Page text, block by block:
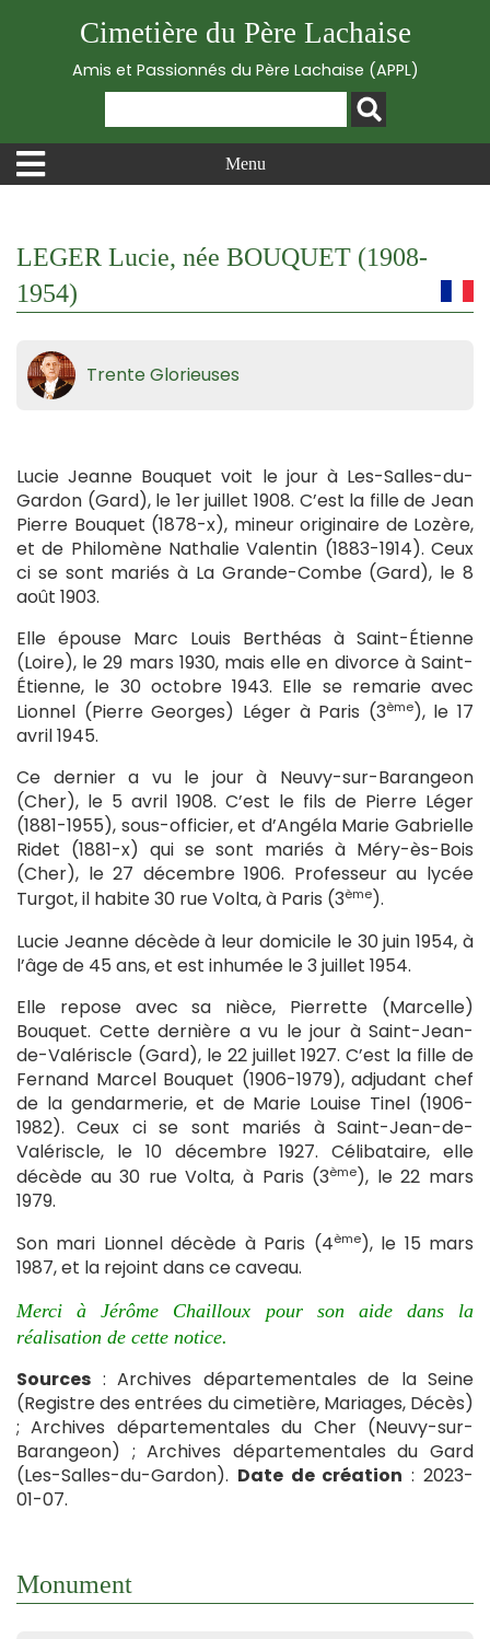
Cimetière du Père Lachaise
Amis et Passionnés du Père Lachaise (APPL)
Menu
LEGER Lucie, née BOUQUET (1908-
1954)
Trente Glorieuses
Lucie Jeanne Bouquet voit le jour à Les-Salles-du-
Gardon (Gard), le 1er juillet 1908. C’est la fille de Jean
Pierre Bouquet (1878-x), mineur originaire de Lozère,
et de Philomène Nathalie Valentin (1883-1914). Ceux
ci se sont mariés à La Grande-Combe (Gard), le 8
août 1903.
Elle épouse Marc Louis Berthéas à Saint-Étienne
(Loire), le 29 mars 1930, mais elle en divorce à Saint-
Étienne, le 30 octobre 1943. Elle se remarie avec
Lionnel (Pierre Georges) Léger à Paris (3ème), le 17
avril 1945.
Ce dernier a vu le jour à Neuvy-sur-Barangeon
(Cher), le 5 avril 1908. C’est le fils de Pierre Léger
(1881-1955), sous-officier, et d’Angéla Marie Gabrielle
Ridet (1881-x) qui se sont mariés à Méry-ès-Bois
(Cher), le 27 décembre 1906. Professeur au lycée
Turgot, il habite 30 rue Volta, à Paris (3ème).
Lucie Jeanne décède à leur domicile le 30 juin 1954, à
l’âge de 45 ans, et est inhumée le 3 juillet 1954.
Elle repose avec sa nièce, Pierrette (Marcelle)
Bouquet. Cette dernière a vu le jour à Saint-Jean-
de-Valériscle (Gard), le 22 juillet 1927. C’est la fille de
Fernand Marcel Bouquet (1906-1979), adjudant chef
de la gendarmerie, et de Marie Louise Tinel (1906-
1982). Ceux ci se sont mariés à Saint-Jean-de-
Valériscle, le 10 décembre 1927. Célibataire, elle
décède au 30 rue Volta, à Paris (3ème), le 22 mars
1979.
Son mari Lionnel décède à Paris (4ème), le 15 mars
1987, et la rejoint dans ce caveau.
Merci à Jérôme Chailloux pour son aide dans la
réalisation de cette notice.
Sources : Archives départementales de la Seine
(Registre des entrées du cimetière, Mariages, Décès)
; Archives départementales du Cher (Neuvy-sur-
Barangeon) ; Archives départementales du Gard
(Les-Salles-du-Gardon). Date de création : 2023-
01-07.
Monument